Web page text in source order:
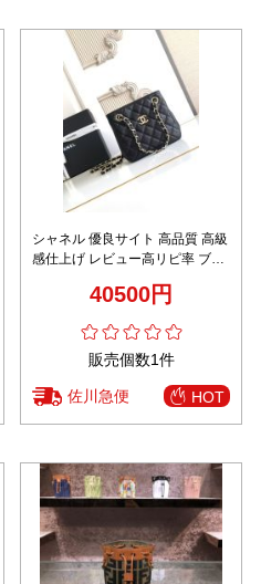
シャネル 優良サイト 高品質 高級
感仕上げ レビュー高リピ率 ブラ
40500円
販売個数1件
佐川急便 HOT